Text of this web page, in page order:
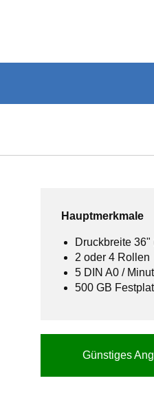
Hauptmerkmale
Druckbreite 36"
2 oder 4 Rollen
5 DIN A0 /
500 GB
Günstiges